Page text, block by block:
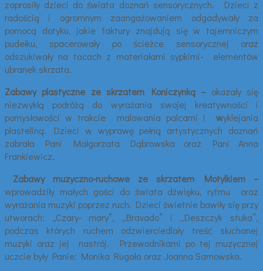
zaprosiły dzieci do świata doznań sensorycznych. Dzieci z
radością i ogromnym zaangażowaniem odgadywały za
pomocą dotyku, jakie faktury znajdują się w tajemniczym
pudełku, spacerowały po ścieżce sensorycznej oraz
odszukiwały na tacach z materiałami sypkimi- elementów
ubranek skrzata.
Zabawy plastyczne ze skrzatem Koniczynką – okazały się
niezwykłą podróżą do wyrażania swojej kreatywności i
pomysłowości w trakcie
malowania palcami i wyklejania
plasteliną. Dzieci w wyprawę pełną artystycznych doznań
zabrała Pani Małgorzata Dąbrowska oraz Pani Anna
Frankiewicz.
Zabawy muzyczno-ruchowe ze skrzatem Motylkiem –
wprowadziły małych gości do świata dźwięku, rytmu oraz
wyrażania muzyki poprzez ruch. Dzieci świetnie bawiły się przy
utworach: „Czary- mary”, „Bravado” i ,,Deszczyk stuka”,
podczas których ruchem odzwierciedlały treść słuchanej
muzyki oraz jej nastrój. Przewodnikami po tej muzycznej
uczcie były Panie: Monika Rugała oraz Joanna Sarnowska.